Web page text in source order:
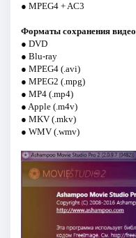
● MPEG4 + AC3
Форматы сохранения видео
● DVD
● Blu-ray
● MPEG4 (.avi)
● MPEG2 (.mpg)
● MP4 (.mp4)
● Apple (.m4v)
● MKV (.mkv)
● WMV (.wmv)